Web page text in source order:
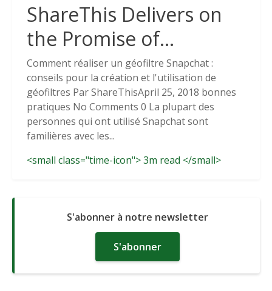
ShareThis Delivers on
the Promise of
Cookieless Data
Solutions
Comment réaliser un géofiltre Snapchat :
conseils pour la création et l'utilisation de
géofiltres Par ShareThisApril 25, 2018 bonnes
pratiques No Comments 0 La plupart des
personnes qui ont utilisé Snapchat sont
familières avec les...
<small class="time-icon"> 3m read </small>
S'abonner à notre newsletter
S'abonner